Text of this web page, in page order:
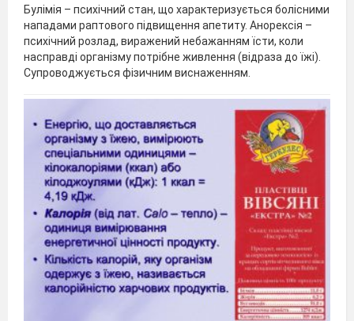
Булімія – психічний стан, що характеризується болісними
нападами раптового підвищення апетиту. Анорексія –
психічний розлад, виражений небажанням їсти, коли
насправді організму потрібне живлення (відраза до їжі).
Супроводжується фізичним виснаженням.